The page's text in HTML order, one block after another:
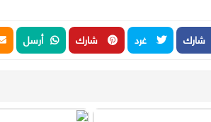
شارك غرد شارك أرسل